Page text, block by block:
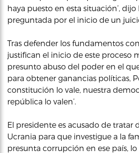
haya puesto en esta situación’, dijo
preguntada por el inicio de un
Tras defender los fundamentos
justifican el inicio de este proceso
presunto abuso del poder en el
para obtener ganancias políticas,
constitución lo vale, nuestra
república lo valen’.
El presidente es acusado de tratar
Ucrania para que investigue a la
presunta corrupción en ese país, lo